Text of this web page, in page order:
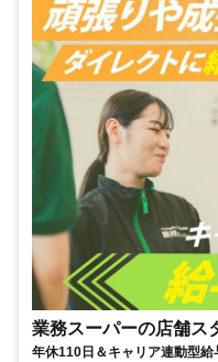
業務スーパーの店舗ス
年休110日＆キャリア連動型給